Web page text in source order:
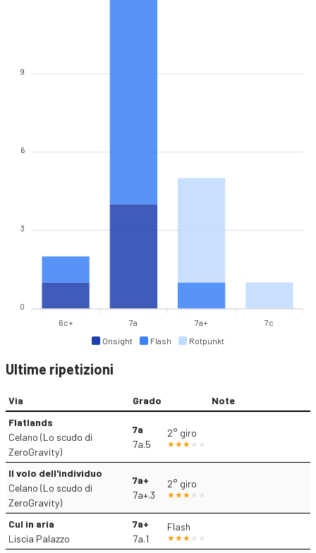
Onsight Flash Rotpunkt
9
6
3
0
6c+ 7a 7a+ 7c
Ultime ripetizioni
Via Grado
Note
Flatlands
Celano (Lo scudo di
ZeroGravity)
7a
7a.5
2° giro
Il volo dell'individuo
Celano (Lo scudo di
ZeroGravity)
7a+
7a+.3
2° giro
Cul in aria
Liscia Palazzo
7a+
7a.1
Flash